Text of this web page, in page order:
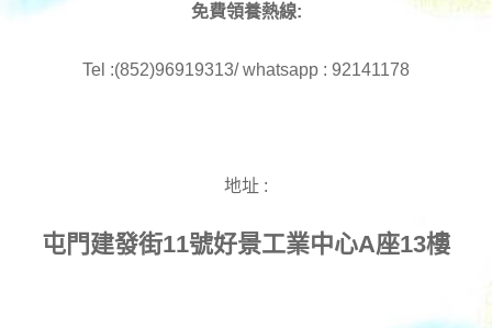
免費領養熱線:
Tel :(852)96919313/ whatsapp : 92141178
地址 :
屯門建發街11號好景工業中心A座13樓